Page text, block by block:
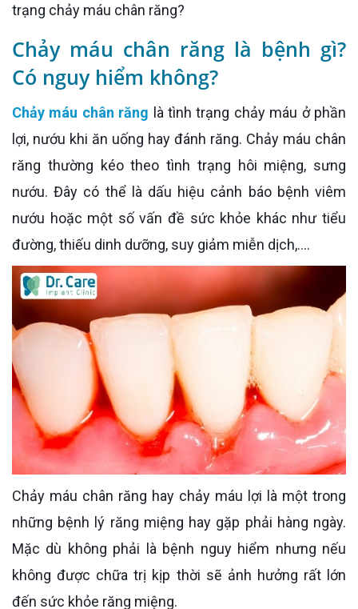
trạng chảy máu chân răng?
Chảy máu chân răng là bệnh gì?
Có nguy hiểm không?
Chảy máu chân răng là tình trạng chảy máu ở phần
lợi, nướu khi ăn uống hay đánh răng. Chảy máu chân
răng thường kéo theo tình trạng hôi miệng, sưng
nướu. Đây có thể là dấu hiệu cảnh báo bệnh viêm
nướu hoặc một số vấn đề sức khỏe khác như tiểu
đường, thiếu dinh dưỡng, suy giảm miễn dịch,….
Chảy máu chân răng hay chảy máu lợi là một trong
những bệnh lý răng miệng hay gặp phải hàng ngày.
Mặc dù không phải là bệnh nguy hiểm nhưng nếu
không được chữa trị kịp thời sẽ ảnh hưởng rất lớn
đến sức khỏe răng miệng.